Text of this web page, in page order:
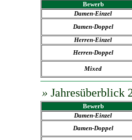
Bewerb
Damen-Einzel
Damen-Doppel
Herren-Einzel
Herren-Doppel
Mixed
» Jahresüberblick
Bewerb
Damen-Einzel
Damen-Doppel